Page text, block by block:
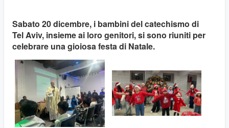
Sabato 20 dicembre, i bambini del catechismo di
Tel Aviv, insieme ai loro genitori, si sono riuniti per
celebrare una gioiosa festa di Natale.